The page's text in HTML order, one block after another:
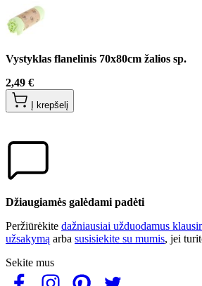
Vystyklas flanelinis 70x80cm žalios sp.
2,49 €
Į krepšelį
Džiaugiamės galėdami padėti
Peržiūrėkite dažniausiai užduodamus
užsakymą arba susisiekite su mumis, jei
Sekite mus